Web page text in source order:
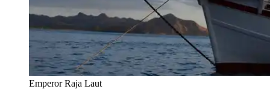
Emperor Raja Laut